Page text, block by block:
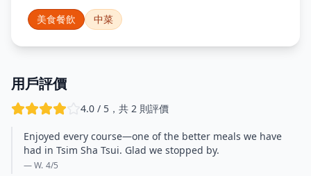
美食餐飲 中菜
用戶評價
4.0 / 5，共 2 則評價
Enjoyed every course—one of the better meals we have
had in Tsim Sha Tsui. Glad we stopped by.
— W. 4/5